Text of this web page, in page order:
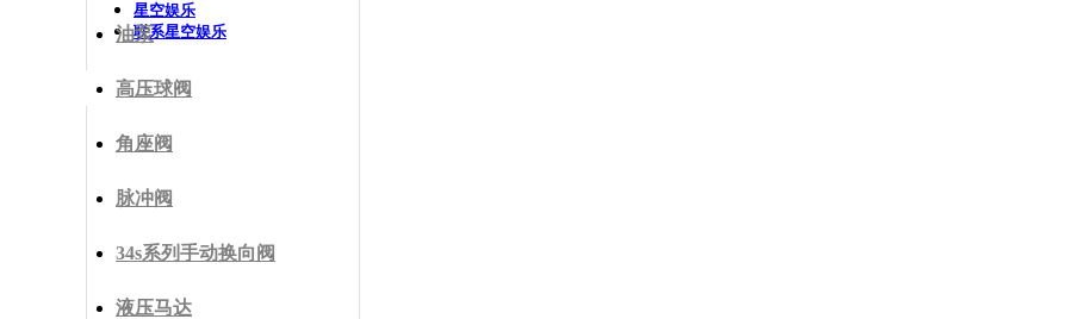
星空娱乐
联系星空娱乐
油泵
高压球阀
角座阀
脉冲阀
34s系列手动换向阀
液压马达